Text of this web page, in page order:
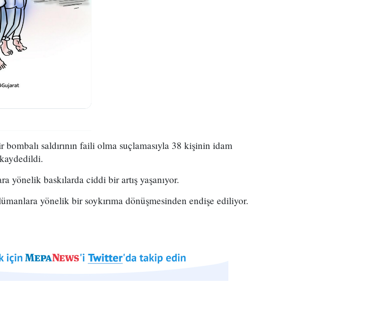
saldırının faili olma suçlamasıyla 38 kişinin idam
yönelik baskılarda ciddi bir artış yaşanıyor.
yönelik bir soykırıma dönüşmesinden endişe ediliyor.